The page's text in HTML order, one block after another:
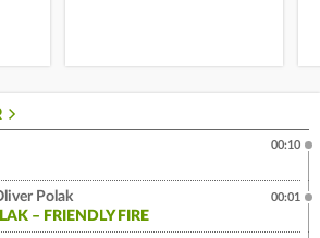
00:10
Polak
– FRIENDLY FIRE
00:01